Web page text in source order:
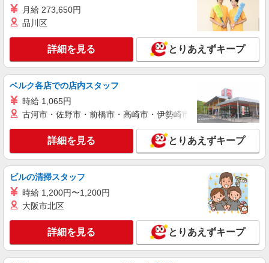
派遣社員
株式会社kotrio /●NR-H-2068437
≪御所市≫介護の現場で心を燃やせ！！！デイ
サービスSTAFF
時給1500円〜2125円 ＜日払い有/週払い有/交
通費全支給(ガソリン代含む)＞
御所市｜御所駅⇒徒歩6分
キープ 詳細を見る
株式会社kotrio /●NR-H-2067932
御所市｜まずは送迎業務で活躍しよう◎デイサ
ービスSTAFF
時給1500円〜2125円 ＜日払い有/週払い有/交
御所市｜御所駅⇒徒歩6分
キープ 詳細を見る
月給 273,650円
品川区
詳細を見る とりあえずキープ
ベルク各店での店内スタッフ
時給 1,065円
古河市・佐野市・前橋市・高崎市・伊勢崎市・太田市・館林市
詳細を見る とりあえずキープ
ビルの清掃スタッフ
時給 1,200円〜1,200円
大阪市北区
詳細を見る とりあえずキープ